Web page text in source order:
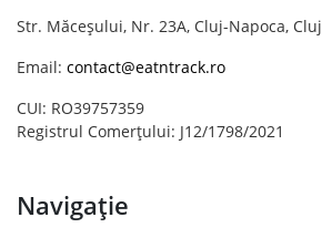
Str. Măceșului, Nr. 23A, Cluj-Napoca, Cluj
Email: contact@eatntrack.ro
CUI: RO39757359
Registrul Comerțului: J12/1798/2021
Navigație